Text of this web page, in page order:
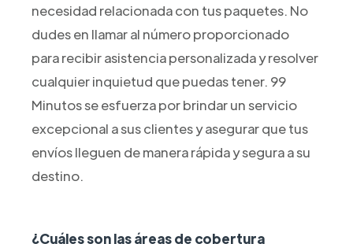
necesidad relacionada con tus paquetes. No
dudes en llamar al número proporcionado
para recibir asistencia personalizada y resolver
cualquier inquietud que puedas tener. 99
Minutos se esfuerza por brindar un servicio
excepcional a sus clientes y asegurar que tus
envíos lleguen de manera rápida y segura a su
destino.
¿Cuáles son las áreas de cobertura